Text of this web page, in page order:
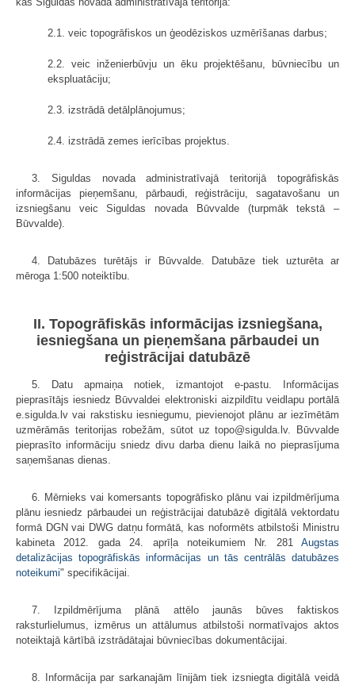
2.1. veic topogrāfiskos un ģeodēziskos uzmērīšanas darbus;
2.2. veic inženierbūvju un ēku projektēšanu, būvniecību un
ekspluatāciju;
2.3. izstrādā detālplānojumus;
2.4. izstrādā zemes ierīcības projektus.
3. Siguldas novada administratīvajā teritorijā topogrāfiskās
informācijas pieņemšanu, pārbaudi, reģistrāciju, sagatavošanu un
izsniegšanu veic Siguldas novada Būvvalde (turpmāk tekstā –
Būvvalde).
4. Datubāzes turētājs ir Būvvalde. Datubāze tiek uzturēta ar
mēroga 1:500 noteiktību.
II. Topogrāfiskās informācijas izsniegšana,
iesniegšana un pieņemšana pārbaudei un
reģistrācijai datubāzē
5. Datu apmaiņa notiek, izmantojot e‑pastu. Informācijas
pieprasītājs iesniedz Būvvaldei elektroniski aizpildītu veidlapu portālā
e.sigulda.lv vai rakstisku iesniegumu, pievienojot plānu ar iezīmētām
uzmērāmās teritorijas robežām, sūtot uz topo@sigulda.lv. Būvvalde
pieprasīto informāciju sniedz divu darba dienu laikā no pieprasījuma
saņemšanas dienas.
6. Mērnieks vai komersants topogrāfisko plānu vai izpildmērījuma
plānu iesniedz pārbaudei un reģistrācijai datubāzē digitālā vektordatu
formā DGN vai DWG datņu formātā, kas noformēts atbilstoši Ministru
kabineta 2012. gada 24. aprīļa noteikumiem Nr. 281 Augstas
detalizācijas topogrāfiskās informācijas un tās centrālās datubāzes
noteikumi" specifikācijai.
7. Izpildmērījuma plānā attēlo jaunās būves faktiskos
raksturlielumus, izmērus un attālumus atbilstoši normatīvajos aktos
noteiktajā kārtībā izstrādātajai būvniecības dokumentācijai.
8. Informācija par sarkanajām līnijām tiek izsniegta digitālā veidā